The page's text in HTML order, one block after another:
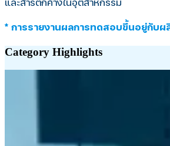
* การรายงานผลการทดสอบขึ้นอยู่กับ
Category Highlights